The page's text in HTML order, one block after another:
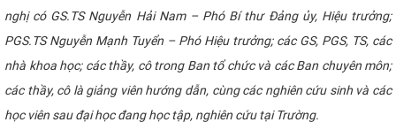
ĐÀO TẠO
ĐẢM BẢO CHẤT LƯỢNG
KHOA HỌC CÔNG NGHỆ
nghị có GS.TS Nguyễn Hải Nam – Phó Bí thư Đảng ủy, Hiệu trưởng;
PGS.TS Nguyễn Mạnh Tuyển – Phó Hiệu trưởng; các GS, PGS, TS, các
nhà khoa học; các thầy, cô trong Ban tổ chức và các Ban chuyên môn;
các thầy, cô là giảng viên hướng dẫn, cùng các nghiên cứu sinh và các
học viên sau đại học đang học tập, nghiên cứu tại Trường.